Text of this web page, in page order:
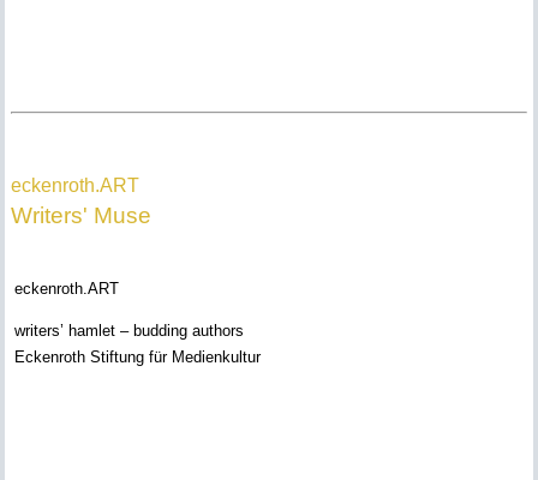
eckenroth.ART
Writers' Muse
eckenroth.ART
writers’ hamlet – budding authors
Eckenroth Stiftung für Medienkultur